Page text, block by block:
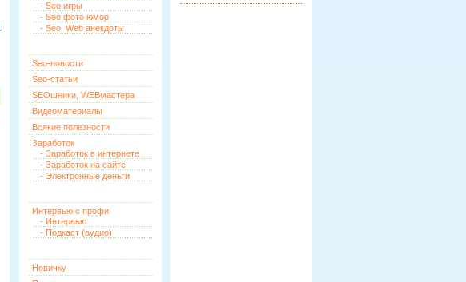
- Seo игры
- Seo фото юмор
- Seo, Web анекдоты
Seo-новости
Seo-статьи
SEOшники, WEBмастера
Видеоматериалы
Всякие полезности
Заработок
- Заработок в интернете
- Заработок на сайте
- Электронные деньги
Интервью с профи
- Интервью
- Подкаст (аудио)
Новичку